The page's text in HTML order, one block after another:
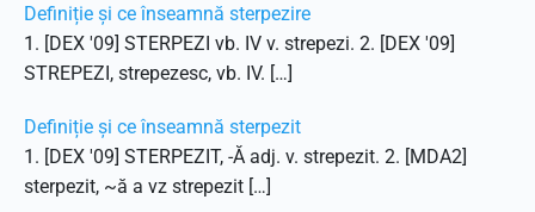
Definiție și ce înseamnă sterpezire
1. [DEX '09] STERPEZI vb. IV v. strepezi. 2. [DEX '09]
STREPEZI, strepezesc, vb. IV. […]
Definiție și ce înseamnă sterpezit
1. [DEX '09] STERPEZIT, -Ă adj. v. strepezit. 2. [MDA2]
sterpezit, ~ă a vz strepezit […]